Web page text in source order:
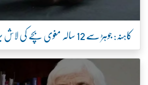
کاہنہ: جوہڑ سے 12 سالہ مغوی بچے کی لاش برآمد